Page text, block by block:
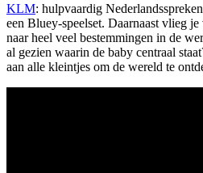
KLM: hulpvaardig
een Bluey-speelset. Daarnaast vlieg
naar heel veel bestemmingen in de
al gezien waarin de baby centraal
aan alle kleintjes om de wereld te